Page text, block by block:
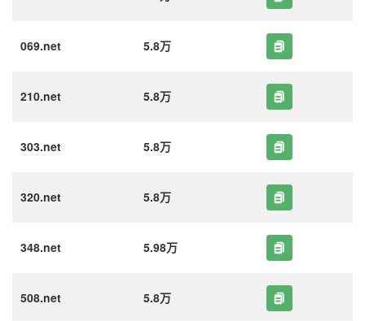
069.net 5.8万
210.net 5.8万
303.net 5.8万
320.net 5.8万
348.net 5.98万
508.net 5.8万